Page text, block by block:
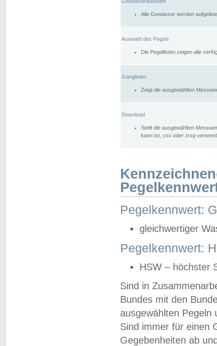
Alle Gewässer werden
Auswahl des Pegels
Die Pegellisten zeigen alle
Ganglinien
Zeigt die ausgewählten
Download
Stellt die ausgewählten
kann txt, csv oder zrxp
Pegelkennwert:
gleichwertiger
Pegelkennwert:
HSW – höchster
Sind in
Bundes mit den
ausgewählten
Sind immer für einen
Gegebenheiten ab